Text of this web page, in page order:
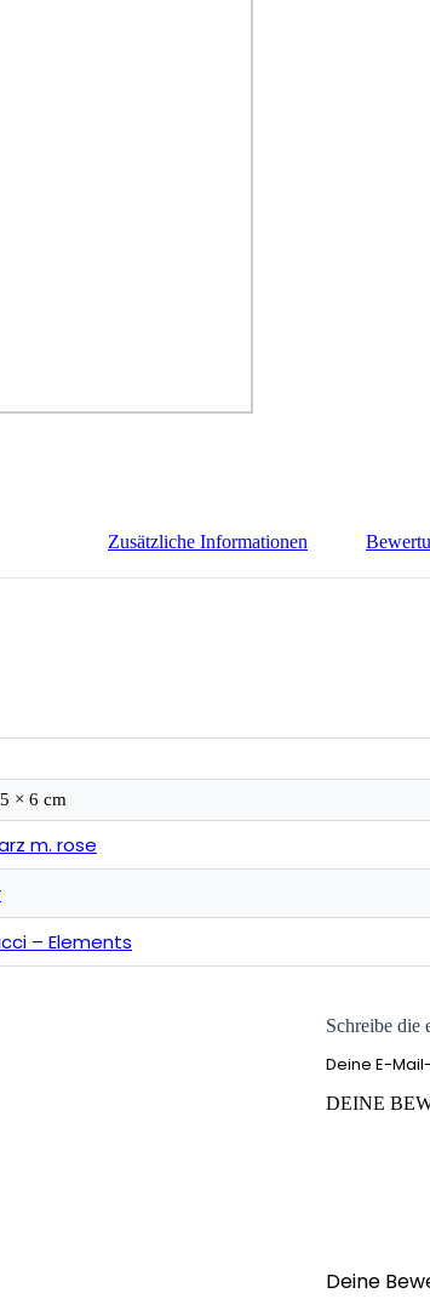
Zusätzliche Informationen
× 6 cm
m. rose
– Elements
Schreibe die
Deine E-
DEINE
Deine